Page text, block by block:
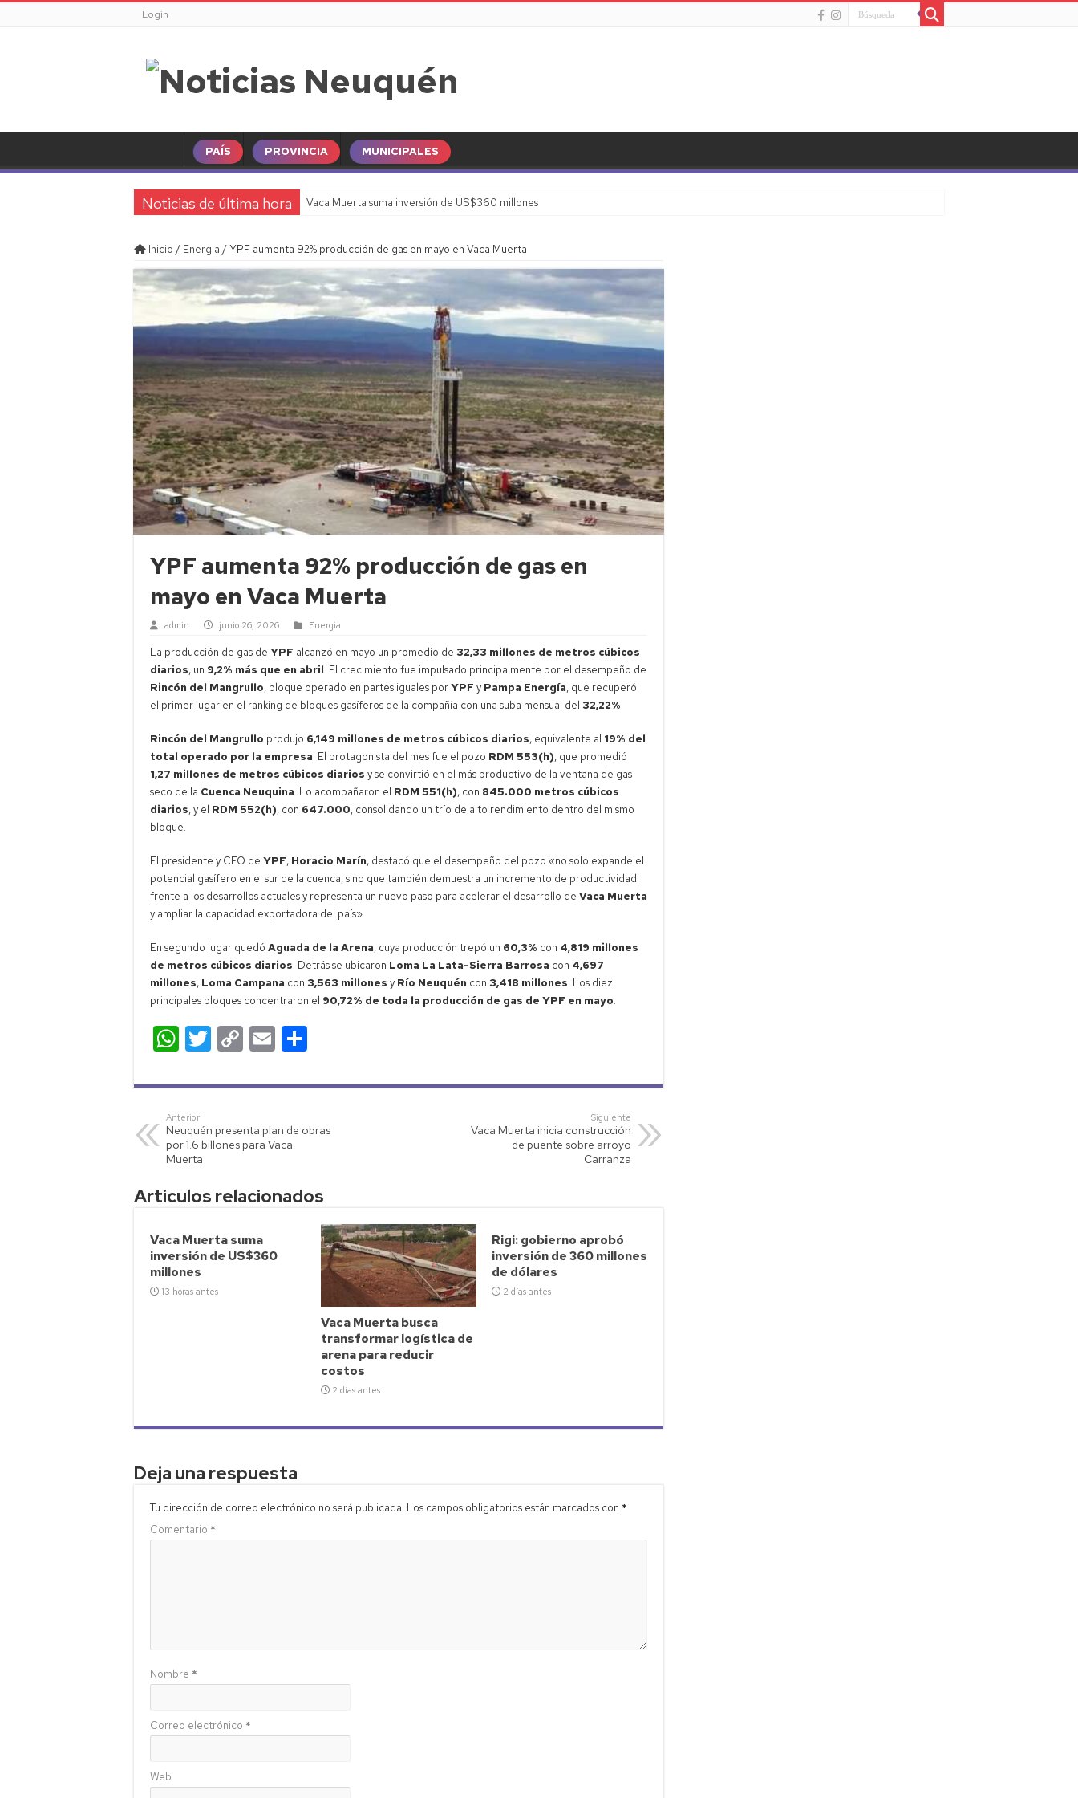
Login
PAÍS PROVINCIA MUNICIPALES
Noticias de última hora Vaca Muerta suma inversión de US$360 millones
Inicio / Energia /YPF aumenta 92% producción de gas en mayo en Vaca Muerta
YPF aumenta 92% producción de gas en
mayo en Vaca Muerta
admin junio 26, 2026 Energia
La producción de gas de YPF alcanzó en mayo un promedio de 32,33 millones de metros cúbicos
diarios, un 9,2% más que en abril. El crecimiento fue impulsado principalmente por el desempeño de
Rincón del Mangrullo, bloque operado en partes iguales porYPF y Pampa Energía, que recuperó
el primer lugar en el ranking de bloques gasíferos de la compañía con una suba mensual del 32,22%.
Rincón del Mangrullo produjo 6,149 millones de metros cúbicos diarios, equivalente al 19% del
total operado por la empresa. El protagonista del mes fue el pozo RDM 553(h), que promedió
1,27 millones de metros cúbicos diarios y se convirtió en el más productivo de la ventana de gas
seco de la Cuenca Neuquina. Lo acompañaron el RDM 551(h), con 845.000 metros cúbicos
diarios, y el RDM 552(h), con 647.000, consolidando un trío de alto rendimiento dentro del mismo
bloque.
El presidente y CEO de YPF, Horacio Marín, destacó que el desempeño del pozo «no solo expande el
potencial gasífero en el sur de la cuenca, sino que también demuestra un incremento de productividad
frente a los desarrollos actuales y representa un nuevo paso para acelerar el desarrollo de Vaca Muerta
y ampliar la capacidad exportadora del país».
En segundo lugar quedó Aguada de la Arena, cuya producción trepó un 60,3% con 4,819 millones
de metros cúbicos diarios. Detrás se ubicaron Loma La Lata-Sierra Barrosa con 4,697
millones, Loma Campana con 3,563 millones y Río Neuquén con 3,418 millones. Los diez
principales bloques concentraron el 90,72% de toda la producción de gas de YPF en mayo.
W
at
s
A
p
p
T
tt
C
p
Li
E
ail m
ar
Anterior
Neuquén presenta plan de obras
por 1.6 billones para Vaca
Muerta
Siguiente
Vaca Muerta inicia construcción
de puente sobre arroyo
Carranza
Articulos relacionados
Vaca Muerta suma
inversión de US$360
millones
13 horas antes
Vaca Muerta busca
transformar logística de
arena para reducir
costos
2 días antes
Rigi: gobierno aprobó
inversión de 360 millones
de dólares
2 días antes
Deja una respuesta
Tu dirección de correo electrónico no será publicada. Los campos obligatorios están marcados con *
Comentario *
Nombre *
Correo electrónico *
Web